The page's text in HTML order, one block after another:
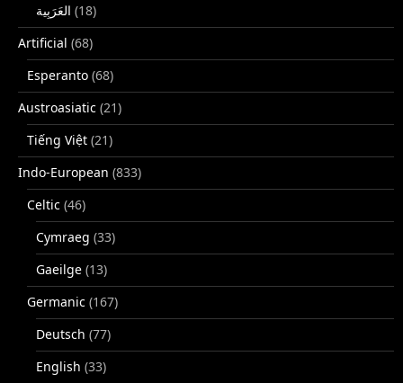
(18)
Artificial (68)
Esperanto (68)
Austroasiatic (21)
Tiếng Việt (21)
Indo-European (833)
Celtic (46)
Cymraeg (33)
Gaeilge (13)
Germanic (167)
Deutsch (77)
English (33)